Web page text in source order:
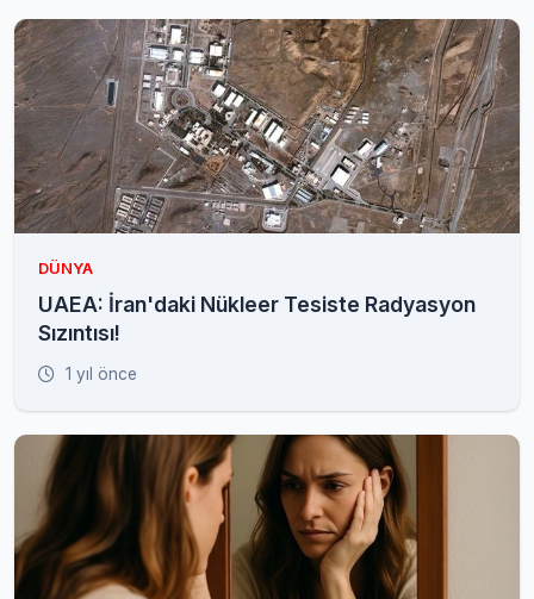
DÜNYA
UAEA: İran'daki Nükleer Tesiste Radyasyon
Sızıntısı!
1 yıl önce